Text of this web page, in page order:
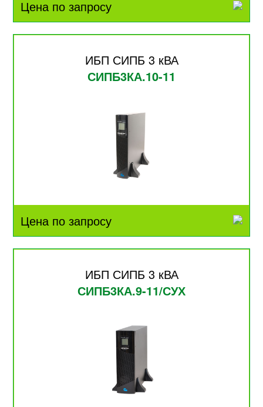
Цена по запросу
ИБП СИПБ 3 кВА
СИПБ3КА.10-11
Цена по запросу
ИБП СИПБ 3 кВА
СИПБ3КА.9-11/СУХ